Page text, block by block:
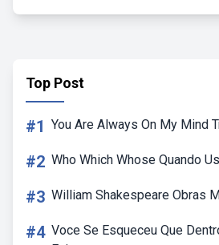
Top Post
#1 You Are Always On My Mind
#2 Who Which Whose Quando
#3 William Shakespeare Obras
#4 Voce Se Esqueceu Que